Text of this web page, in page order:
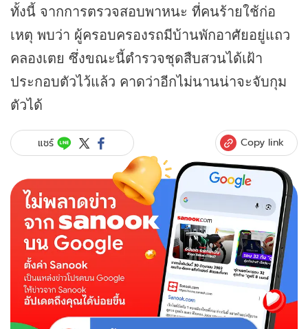
ทั้งนี้ จากการตรวจสอบพาหนะ ที่คนร้ายใช้ก่อ
เหตุ พบว่า ผู้ครอบครองรถมีบ้านพักอาศัยอยู่แถว
คลองเตย ซึ่งขณะนี้ตำรวจชุดสืบสวนได้เฝ้า
ประกอบตัวไว้แล้ว คาดว่าอีกไม่นานน่าจะจับกุม
ตัวได้
แชร์ Copy link